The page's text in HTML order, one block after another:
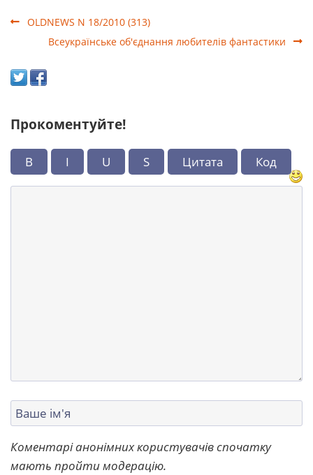
OLDNEWS N 18/2010 (313)
Всеукраїнське об'єднання любителів фантастики
Прокоментуйте!
B I U S Цитата Код
Коментарі анонімних користувачів спочатку
мають пройти модерацію.